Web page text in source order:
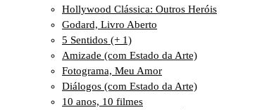
Hollywood Clássica: Outros Heróis
Godard, Livro Aberto
5 Sentidos (+ 1)
Amizade (com Estado da Arte)
Fotograma, Meu Amor
Diálogos (com Estado da Arte)
10 anos, 10 filmes